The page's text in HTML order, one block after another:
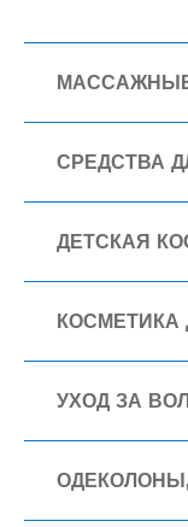
СРЕДСТВА
ДЕТСКАЯ
КОСМЕТИКА
УХОД ЗА